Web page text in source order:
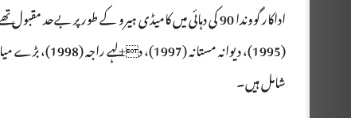
شامل ہیں۔